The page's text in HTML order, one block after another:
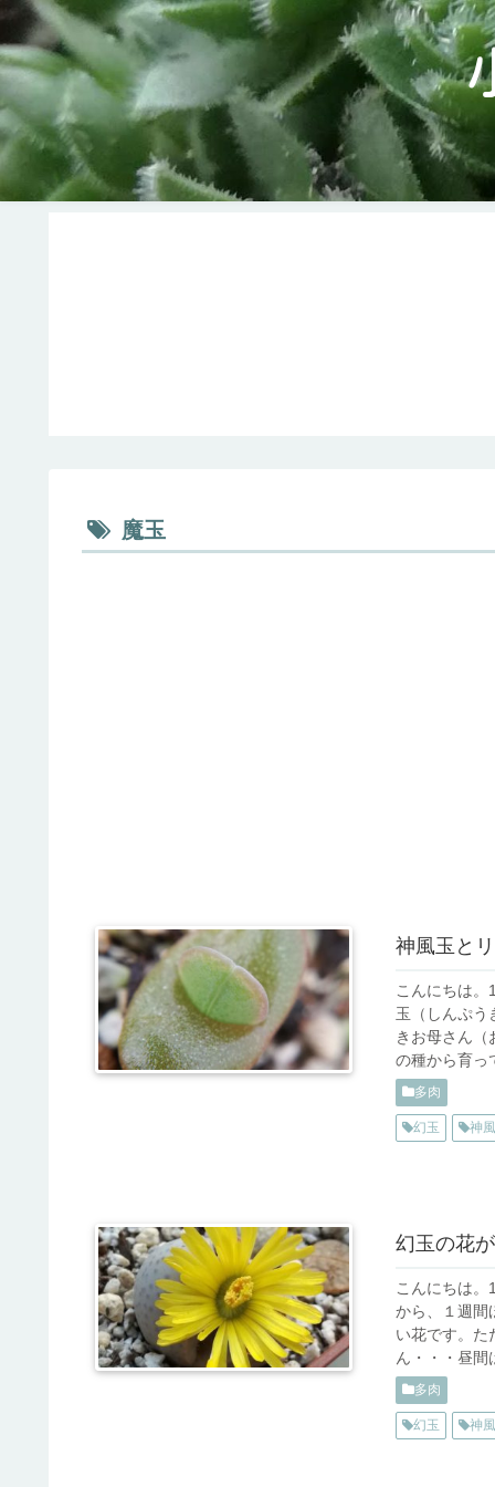
魔玉
神風玉と
こんにちは。
玉（しんぷう
きお母さん（
の種から育っ
多肉
幻玉 神
幻玉の花
こんにちは。
から、１週間
い花です。た
ん・・・昼間
多肉
幻玉 神